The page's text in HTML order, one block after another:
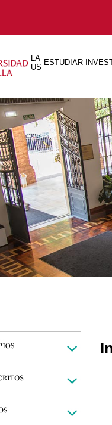
LA
US
ESTUDIAR